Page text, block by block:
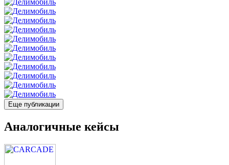
Еще публикации
Аналогичные кейсы